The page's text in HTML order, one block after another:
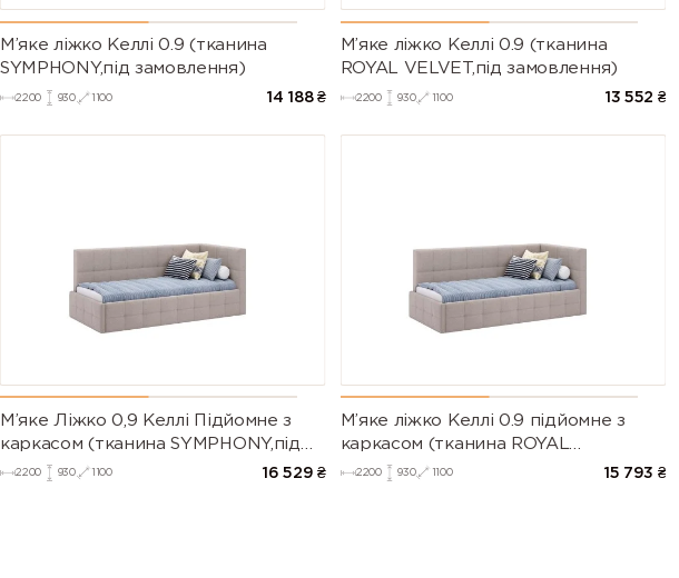
М’яке ліжко Келлі 0.9 (тканина
SYMPHONY,під замовлення)
2200 930 1100 14 188 ₴
М’яке ліжко Келлі 0.9 (тканина
ROYAL VELVET,під замовлення)
2200 930 1100 13 552 ₴
М’яке Ліжко 0,9 Келлі Підйомне з
каркасом (тканина SYMPHONY,під
замовлення)
2200 930 1100 16 529 ₴
М’яке ліжко Келлі 0.9 підйомне з
каркасом (тканина ROYAL
VELVET,під замовлення)
2200 930 1100 15 793 ₴